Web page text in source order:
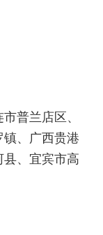
普兰店区、
、广西贵港
、宜宾市高